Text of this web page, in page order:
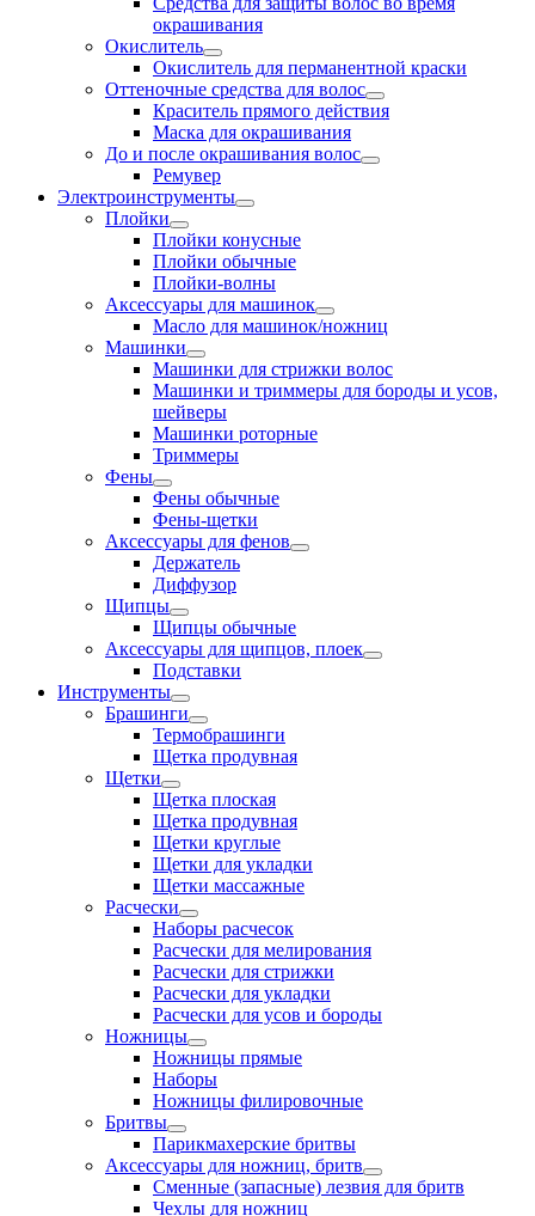
окрашивания
Окислитель
Окислитель для перманентной краски
Оттеночные средства для волос
Краситель прямого действия
Маска для окрашивания
До и после окрашивания волос
Ремувер
Электроинструменты
Плойки
Плойки конусные
Плойки обычные
Плойки-волны
Аксессуары для машинок
Масло для машинок/ножниц
Машинки
Машинки для стрижки волос
Машинки и триммеры для бороды и усов,
шейверы
Машинки роторные
Триммеры
Фены
Фены обычные
Фены-щетки
Аксессуары для фенов
Держатель
Диффузор
Щипцы
Щипцы обычные
Аксессуары для щипцов, плоек
Подставки
Инструменты
Брашинги
Термобрашинги
Щетка продувная
Щетки
Щетка плоская
Щетка продувная
Щетки круглые
Щетки для укладки
Щетки массажные
Расчески
Наборы расчесок
Расчески для мелирования
Расчески для стрижки
Расчески для укладки
Расчески для усов и бороды
Ножницы
Ножницы прямые
Наборы
Ножницы филировочные
Бритвы
Парикмахерские бритвы
Аксессуары для ножниц, бритв
Сменные (запасные) лезвия для бритв
Чехлы для ножниц